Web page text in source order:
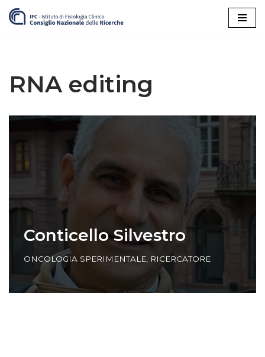
RNA editing
Conticello Silvestro
ONCOLOGIA SPERIMENTALE, RICERCATORE